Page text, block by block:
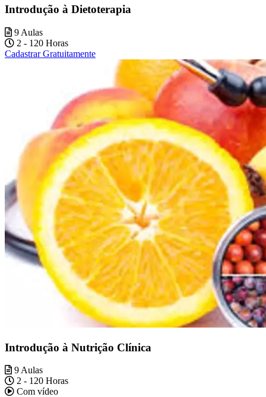
Introdução à Dietoterapia
9 Aulas
2 - 120 Horas
Cadastrar Gratuitamente
Introdução à Nutrição Clínica
9 Aulas
2 - 120 Horas
Com vídeo